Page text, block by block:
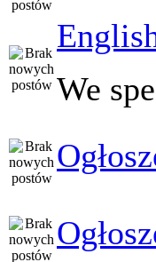
We